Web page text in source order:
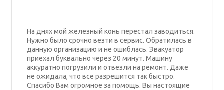
На днях мой железный конь перестал заводиться.
Нужно было срочно везти в сервис. Обратилась в
данную организацию и не ошиблась. Эвакуатор
приехал буквально через 20 минут. Машину
аккуратно погрузили и отвезли на ремонт. Даже
не ожидала, что все разрешится так быстро.
Спасибо Вам огромное за помощь. Вы настоящие